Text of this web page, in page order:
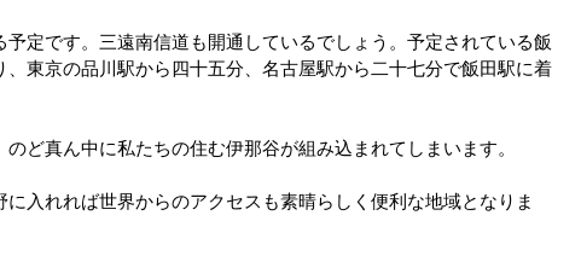
定です。三遠南信道も開通しているでしょう。予定されている飯
東京の品川駅から四十五分、名古屋駅から二十七分で飯田駅に着
ど真ん中に私たちの住む伊那谷が組み込まれてしまいます。
入れれば世界からのアクセスも素晴らしく便利な地域となりま